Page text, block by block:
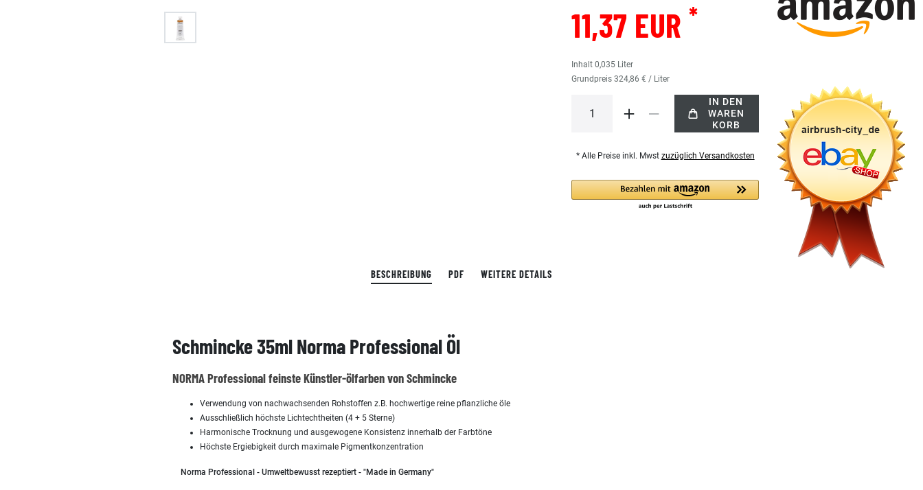
11,37 EUR*
Inhalt0,035 Liter
Grundpreis324,86 € / Liter
IN DEN
WAREN
KORB
* Alle Preise inkl. Mwst zuzüglich Versandkosten
BESCHREIBUNG PDF WEITERE DETAILS
Schmincke 35ml Norma Professional Öl
NORMA Professional feinste Künstler-ölfarben von Schmincke
Verwendung von nachwachsenden Rohstoffen z.B. hochwertige reine pflanzliche öle
Ausschließlich höchste Lichtechtheiten (4 + 5 Sterne)
Harmonische Trocknung und ausgewogene Konsistenz innerhalb der Farbtöne
Höchste Ergiebigkeit durch maximale Pigmentkonzentration
Norma Professional - Umweltbewusst rezeptiert - "Made in Germany"